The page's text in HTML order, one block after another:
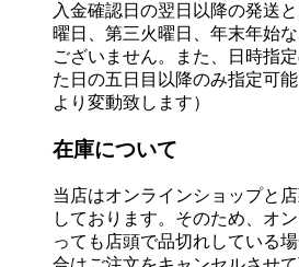
入金確認日の翌日以降の発送
曜日、第三火曜日、年末年始
ございません。また、日時指
た日の五日目以降のみ指定可
より変動致します）
在庫について
当店はオンラインショップと
しております。そのため、オ
っても店頭で品切れしている